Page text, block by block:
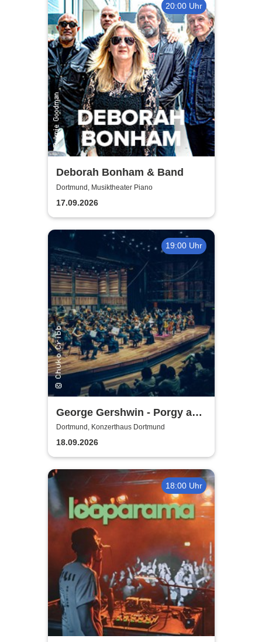
20:00 Uhr
Deborah Bonham & Band
Dortmund, Musiktheater Piano
17.09.2026
19:00 Uhr
George Gershwin - Porgy and
Bess | Konzerthaus
Dortmund
Dortmund, Konzerthaus Dortmund
18.09.2026
18:00 Uhr